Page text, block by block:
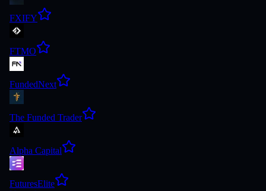
FXIFY
FTMO
FundedNext
The Funded Trader
Alpha Capital
FuturesElite